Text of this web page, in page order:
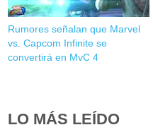
Rumores señalan que Marvel
vs. Capcom Infinite se
convertirá en MvC 4
LO MÁS LEÍDO